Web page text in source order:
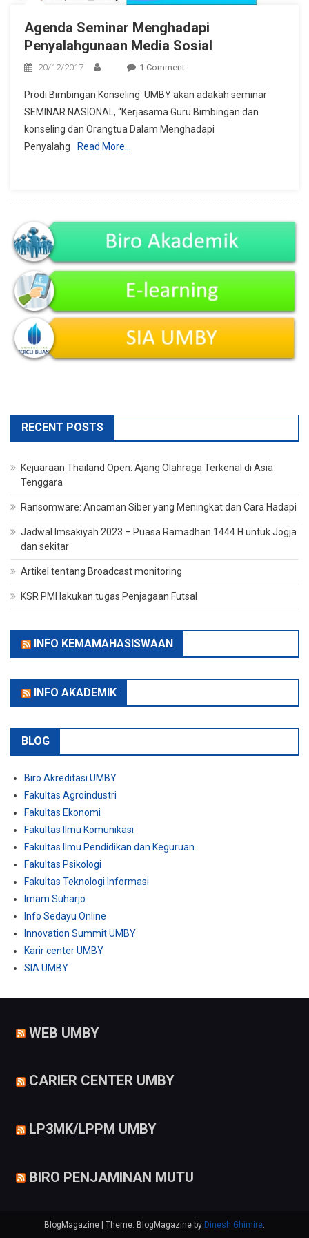
Agenda Seminar Menghadapi
Penyalahgunaan Media Sosial
20/12/2017 1 CommentOn
Seminar
Menghadapi
Penyalahgunaan
Prodi Bimbingan Konseling UMBY akan adakah seminar
SEMINAR NASIONAL, “Kerjasama Guru Bimbingan dan
konseling dan Orangtua Dalam Menghadapi
Penyalahg
Read More…
RECENT POSTS
Kejuaraan Thailand Open: Ajang Olahraga Terkenal di Asia
Tenggara
Ransomware: Ancaman Siber yang Meningkat dan Cara Hadapi
Jadwal Imsakiyah 2023 – Puasa Ramadhan 1444 H untuk Jogja
dan sekitar
Artikel tentang Broadcast monitoring
KSR PMI lakukan tugas Penjagaan Futsal
INFO KEMAMAHASISWAAN
INFO AKADEMIK
BLOG
Biro Akreditasi UMBY
Fakultas Agroindustri
Fakultas Ekonomi
Fakultas Ilmu Komunikasi
Fakultas Ilmu Pendidikan dan Keguruan
Fakultas Psikologi
Fakultas Teknologi Informasi
Imam Suharjo
Info Sedayu Online
Innovation Summit UMBY
Karir center UMBY
SIA UMBY
WEB UMBY
CARIER CENTER UMBY
LP3MK/LPPM UMBY
BIRO PENJAMINAN MUTU
BlogMagazine | Theme: BlogMagazine by Dinesh Ghimire